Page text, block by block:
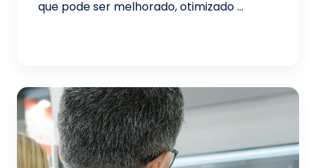
que pode ser melhorado, otimizado ...